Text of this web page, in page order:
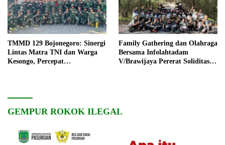
TMMD 129 Bojonegoro: Sinergi
Lintas Matra TNI dan Warga
Kesongo, Percepat
Family Gathering dan Olahraga
Bersama Infolahtadam
V/Brawijaya Pererat Soliditas
GEMPUR ROKOK ILEGAL